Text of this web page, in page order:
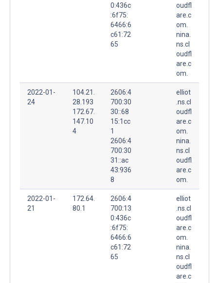
0:436c
:6f75:
6466:6
c61:72
65
oudfl
are.c
om.
nina.
ns.cl
oudfl
are.c
om.
2022-01-
24
104.21.
28.193
172.67.
147.10
4
2606:4
700:30
30::68
15:1cc
1
2606:4
700:30
31::ac
43:936
8
elliot
.ns.cl
oudfl
are.c
om.
nina.
ns.cl
oudfl
are.c
om.
2022-01-
21
172.64.
80.1
2606:4
700:13
0:436c
:6f75:
6466:6
c61:72
65
elliot
.ns.cl
oudfl
are.c
om.
nina.
ns.cl
oudfl
are.c